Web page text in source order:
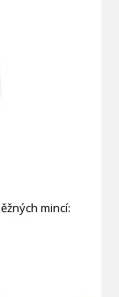
mincí: